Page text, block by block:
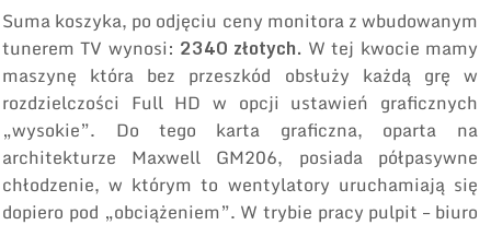
Suma koszyka, po odjęciu ceny monitora z wbudowanym
tunerem TV wynosi: 2340 złotych. W tej kwocie mamy
maszynę która bez przeszkód obsłuży każdą grę w
rozdzielczości Full HD w opcji ustawień graficznych
„wysokie”. Do tego karta graficzna, oparta na
architekturze Maxwell GM206, posiada półpasywne
chłodzenie, w którym to wentylatory uruchamiają się
dopiero pod „obciążeniem”. W trybie pracy pulpit – biuro